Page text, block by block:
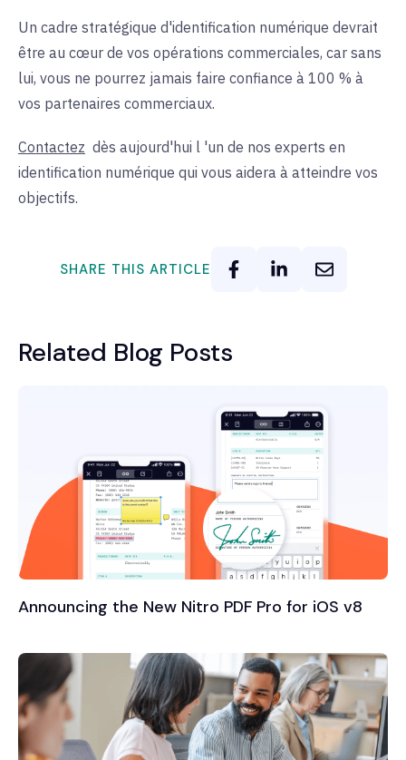
Un cadre stratégique d'identification numérique devrait
être au cœur de vos opérations commerciales, car sans
lui, vous ne pourrez jamais faire confiance à 100 % à
vos partenaires commerciaux.
Contactez dès aujourd'hui l 'un de nos experts en
identification numérique qui vous aidera à atteindre vos
objectifs.
SHARE THIS ARTICLE
Related Blog Posts
Announcing the New Nitro PDF Pro for iOS v8